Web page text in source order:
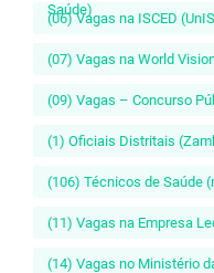
Saúde)
(06) Vagas na ISCED
(07) Vagas na World
(09) Vagas – Concurso
(1) Oficiais Distritais
(106) Técnicos de Saúde
(11) Vagas na Empresa
(14) Vagas no Ministério